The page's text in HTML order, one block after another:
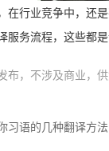
在行业竞争中，还
服务流程，这些都
，不涉及商业，
习语的几种翻译方法